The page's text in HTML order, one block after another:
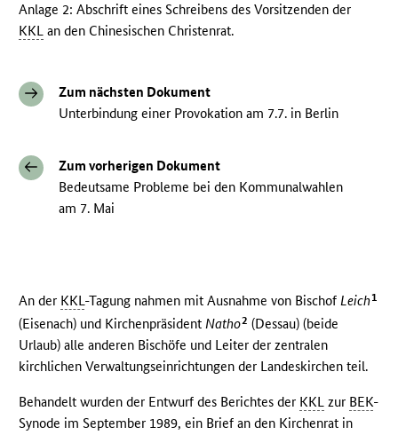
Anlage 2: Abschrift eines Schreibens des Vorsitzenden der
KKL an den Chinesischen Christenrat.
Zum nächsten Dokument
Unterbindung einer Provokation am 7.7. in Berlin
Zum vorherigen Dokument
Bedeutsame Probleme bei den Kommunalwahlen
am 7. Mai
An der KKL-Tagung nahmen mit Ausnahme von BischofLeich1
(Eisenach) und KirchenpräsidentNatho2 (Dessau) (beide
Urlaub) alle anderen Bischöfe und Leiter der zentralen
kirchlichen Verwaltungseinrichtungen der Landeskirchen teil.
Behandelt wurden der Entwurf des Berichtes der KKL zur BEK-
Synode im September 1989, ein Brief an den Kirchenrat in